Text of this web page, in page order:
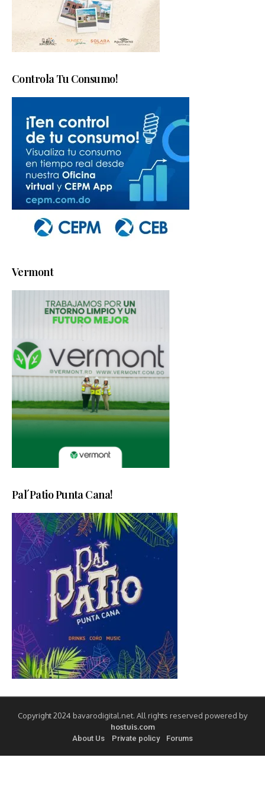
Controla Tu Consumo!
Vermont
Pal´Patio Punta Cana!
Copyright 2024 bavarodigital.net. All rights reserved powered by
hostuis.com
About Us Private policy Forums